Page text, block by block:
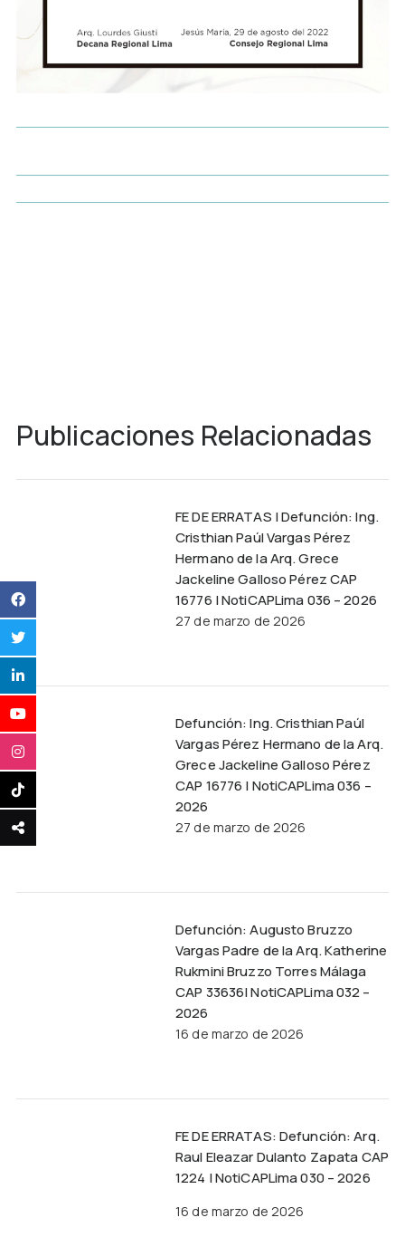
Publicaciones Relacionadas
FE DE ERRATAS | Defunción: Ing.
Cristhian Paúl Vargas Pérez
Hermano de la Arq. Grece
Jackeline Galloso Pérez CAP
16776 | NotiCAPLima 036 – 2026
27 de marzo de 2026
Defunción: Ing. Cristhian Paúl
Vargas Pérez Hermano de la Arq.
Grece Jackeline Galloso Pérez
CAP 16776 | NotiCAPLima 036 –
2026
27 de marzo de 2026
Defunción: Augusto Bruzzo
Vargas Padre de la Arq. Katherine
Rukmini Bruzzo Torres Málaga
CAP 33636| NotiCAPLima 032 –
2026
16 de marzo de 2026
FE DE ERRATAS: Defunción: Arq.
Raul Eleazar Dulanto Zapata CAP
1224 | NotiCAPLima 030 – 2026
16 de marzo de 2026